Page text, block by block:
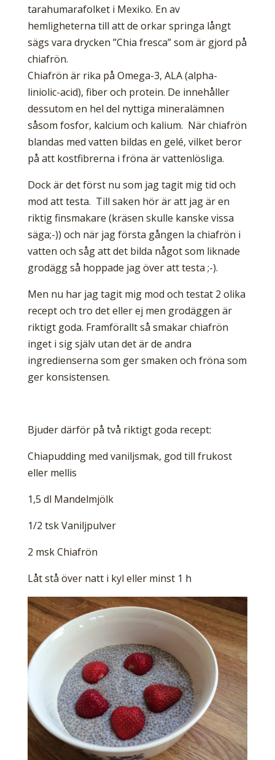
tarahumara­folket i Mexiko. En av
hemligheterna till att de orkar springa långt
sägs vara drycken ”Chia fresca” som är gjord på
chiafrön.
Chiafrön är rika på Omega-3, ALA (alpha-
liniolic-acid), fiber och protein. De innehåller
dessutom en hel del nyttiga mineralämnen
såsom fosfor, kalcium och kalium. När chiafrön
blandas med vatten bildas en gelé, vilket beror
på att kostfibrerna i fröna är vattenlösliga.
Dock är det först nu som jag tagit mig tid och
mod att testa. Till saken hör är att jag är en
riktig finsmakare (kräsen skulle kanske vissa
säga;-)) och när jag första gången la chiafrön i
vatten och såg att det bilda något som liknade
grodägg så hoppade jag över att testa ;-).
Men nu har jag tagit mig mod och testat 2 olika
recept och tro det eller ej men grodäggen är
riktigt goda. Framförallt så smakar chiafrön
inget i sig själv utan det är de andra
ingredienserna som ger smaken och fröna som
ger konsistensen.
Bjuder därför på två riktigt goda recept:
Chiapudding med vaniljsmak, god till frukost
eller mellis
1,5 dl Mandelmjölk
1/2 tsk Vaniljpulver
2 msk Chiafrön
Låt stå över natt i kyl eller minst 1 h